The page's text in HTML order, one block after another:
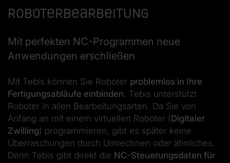
Roboterbearbeitung
Mit perfekten NC-Programmen neue
Anwendungen erschließen
Mit Tebis können Sie Roboter problemlos in Ihre
Fertigungsabläufe einbinden. Tebis unterstützt
Roboter in allen Bearbeitungsarten. Da Sie von
Anfang an mit einem virtuellen Roboter (Digitaler
Zwilling) programmieren, gibt es später keine
Überraschungen durch Umrechnen oder ähnliches.
Denn Tebis gibt direkt die NC-Steuerungsdaten für